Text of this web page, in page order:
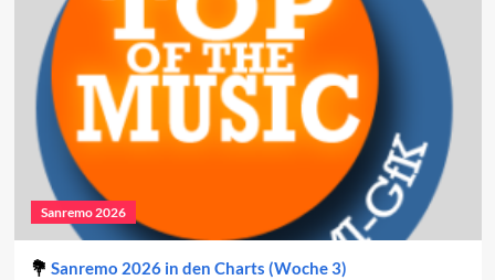
Sanremo 2026
Sanremo 2026 in den Charts (Woche 3)